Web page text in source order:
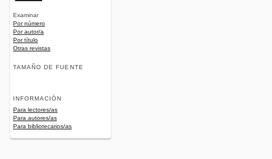
Examinar
Por número
Por autor/a
Por título
Otras revistas
TAMAÑO DE FUENTE
INFORMACIÓN
Para lectores/as
Para autores/as
Para bibliotecarios/as